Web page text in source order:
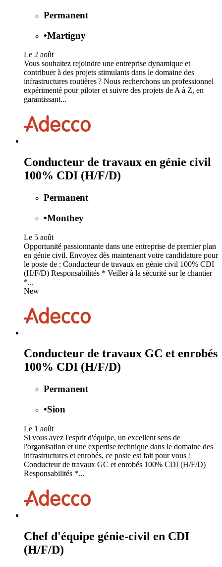
Permanent
•Martigny
Le 2 août
Vous souhaitez rejoindre une entreprise dynamique et
contribuer à des projets stimulants dans le domaine des
infrastructures routières ? Nous recherchons un professionnel
expérimenté pour piloter et suivre des projets de A à Z, en
garantissant...
Conducteur de travaux en génie civil
100% CDI (H/F/D)
Permanent
•Monthey
Le 5 août
Opportunité passionnante dans une entreprise de premier plan
en génie civil. Envoyez dès maintenant votre candidature pour
le poste de : Conducteur de travaux en génie civil 100% CDI
(H/F/D) Responsabilités * Veiller à la sécurité sur le chantier
*...
New
Conducteur de travaux GC et enrobés
100% CDI (H/F/D)
Permanent
•Sion
Le 1 août
Si vous avez l'esprit d'équipe, un excellent sens de
l'organisation et une expertise technique dans le domaine des
infrastructures et enrobés, ce poste est fait pour vous !
Conducteur de travaux GC et enrobés 100% CDI (H/F/D)
Responsabilités *...
Chef d'équipe génie-civil en CDI
(H/F/D)